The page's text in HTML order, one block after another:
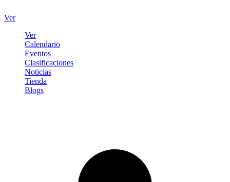
Ver
Ver
Calendario
Eventos
Clasificaciones
Noticias
Tienda
Blogs